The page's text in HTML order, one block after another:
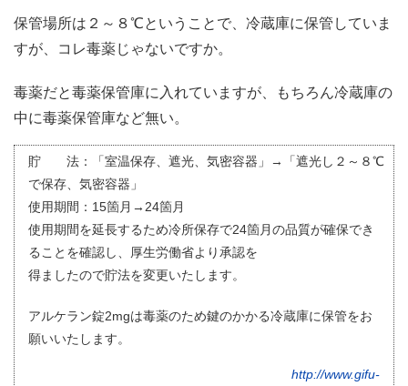
保管場所は２～８℃ということで、冷蔵庫に保管していま
すが、コレ毒薬じゃないですか。
毒薬だと毒薬保管庫に入れていますが、もちろん冷蔵庫の
中に毒薬保管庫など無い。
貯 法：「室温保存、遮光、気密容器」→「遮光し２～８℃
で保存、気密容器」
使用期間：15箇月→24箇月
使用期間を延長するため冷所保存で24箇月の品質が確保でき
ることを確認し、厚生労働省より承認を
得ましたので貯法を変更いたします。
アルケラン錠2mgは毒薬のため鍵のかかる冷蔵庫に保管をお
願いいたします。
http://www.gifu-